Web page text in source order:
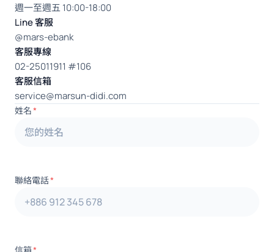
週一至週五 10:00-18:00
Line 客服
@mars-ebank
客服專線
02-25011911 #106
客服信箱
service@marsun-didi.com
姓名*
聯絡電話*